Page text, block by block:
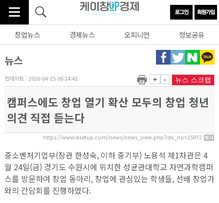
창업뉴스 경제뉴스 오피니언 정보공유
뉴스
업데이트 : 2026-04-25 06:14:42 + - 뉴스 스크랩
캠퍼스에도 창업 열기 확산 모두의 창업 청년
의견 직접 듣는다
https://www.ksetup.com/news/news_view.php?idx_no=15072
중소벤처기업부(장관 한성숙, 이하 중기부) 노용석 제1차관은 4
월 24일(금) 경기도 수원시에 위치한 성균관대학교 자연과학캠퍼
스를 방문하여 창업 동아리, 창업에 관심있는 학생들, 선배 창업가
와의 간담회를 진행하였다.